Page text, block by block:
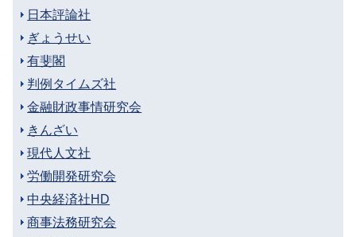
日本評論社
ぎょうせい
有斐閣
判例タイムズ社
金融財政事情研究会
きんざい
現代人文社
労働開発研究会
中央経済社HD
商事法務研究会